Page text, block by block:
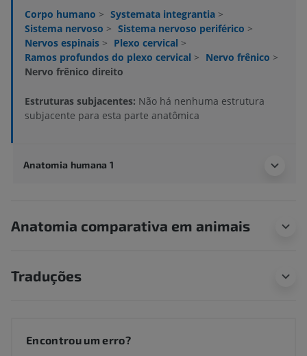
Corpo humano > Systemata integrantia >
Sistema nervoso > Sistema nervoso periférico >
Nervos espinais > Plexo cervical >
Ramos profundos do plexo cervical > Nervo frênico >
Nervo frênico direito
Estruturas subjacentes: Não há nenhuma estrutura
subjacente para esta parte anatômica
Anatomia humana 1
Anatomia comparativa em animais
Traduções
Encontrou um erro?